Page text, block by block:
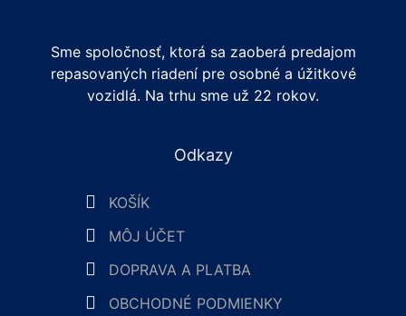
Sme spoločnosť, ktorá sa zaoberá predajom
repasovaných riadení pre osobné a úžitkové
vozidlá. Na trhu sme už 22 rokov.
Odkazy
KOŠÍK
MÔJ ÚČET
DOPRAVA A PLATBA
OBCHODNÉ PODMIENKY